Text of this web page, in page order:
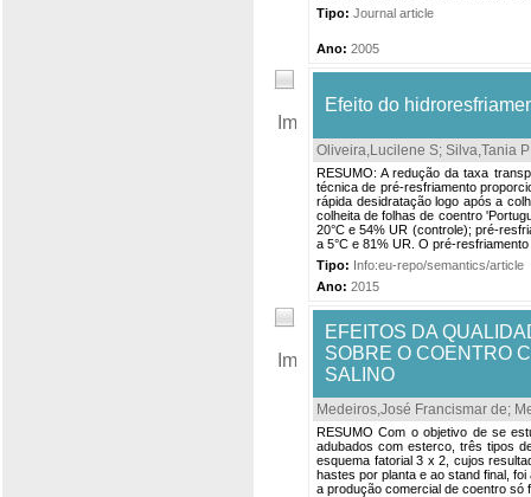
Tipo: Journal article
Ano: 2005
Efeito do
Oliveira,Lucilene S; Silva,Tania P
RESUMO: A redução da taxa
técnica de pré-resfriamento
rápida desidratação logo após a
colheita de folhas de coentro
20°C e 54% UR (controle); pré-
a 5°C e 81% UR. O pré-
Tipo: Info:eu-repo/semantics/article
Ano: 2015
EFEITOS DA
SOBRE O COENTRO
SALINO
Medeiros,José Francismar de;
RESUMO Com o objetivo de se
adubados com esterco, três tipos
esquema fatorial 3 x 2, cujos
hastes por planta e ao stand final,
a produção comercial de coentro só